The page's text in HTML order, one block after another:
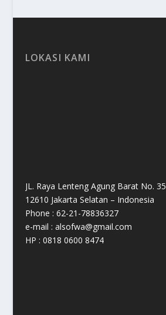
LOKASI KAMI
JL. Raya Lenteng Agung Barat No. 35
12610 Jakarta Selatan – Indonesia
Phone : 62-21-78836327
e-mail : alsofwa@gmail.com
HP : 0818 0600 8474